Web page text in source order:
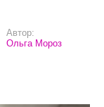
Автор:
Ольга Мороз